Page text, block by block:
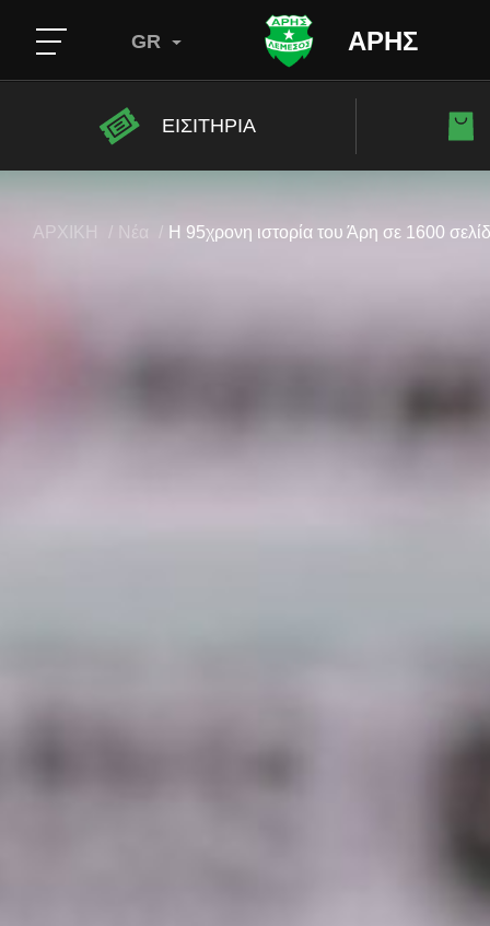
ΑΡΗΣ
GR
ΕΙΣΙΤΗΡΙΑ
ΑΡΧΙΚΗ Νέα Η 95χρονη ιστορία του Άρη σε 1600